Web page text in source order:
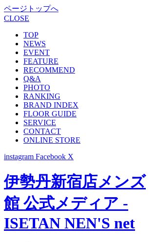
ページトップへ
CLOSE
TOP
NEWS
EVENT
FEATURE
RECOMMEND
Q&A
PHOTO
RANKING
BRAND INDEX
FLOOR GUIDE
SERVICE
CONTACT
ONLINE STORE
instagram Facebook X
伊勢丹新宿店メンズ
館 公式メディア -
ISETAN NEN'S net